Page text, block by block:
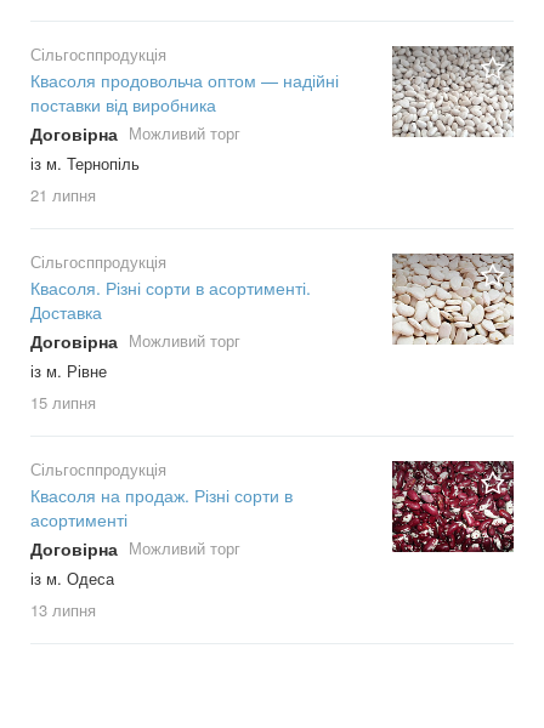
Сільгосппродукція
Квасоля продовольча оптом — надійні
поставки від виробника
Договірна Можливий торг
із м. Тернопіль
21 липня
Сільгосппродукція
Квасоля. Різні сорти в асортименті.
Доставка
Договірна Можливий торг
із м. Рівне
15 липня
Сільгосппродукція
Квасоля на продаж. Різні сорти в
асортименті
Договірна Можливий торг
із м. Одеса
13 липня